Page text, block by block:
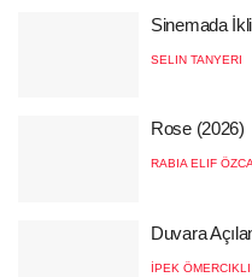
Sinemada
SELIN TANYERI
Rose (2026)
RABIA ELIF
Duvara
İPEK ÖMERCIKLI